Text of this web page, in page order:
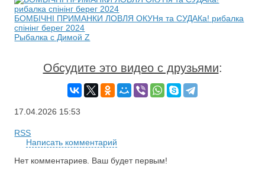
БОМБІЧНІ ПРИМАНКИ ЛОВЛЯ ОКУНя та СУДАКа! рибалка
спінінг берег 2024
Рыбалка с Димой Z
Обсудите это видео с друзьями:
17.04.2026 15:53
RSS
Написать комментарий
Нет комментариев. Ваш будет первым!